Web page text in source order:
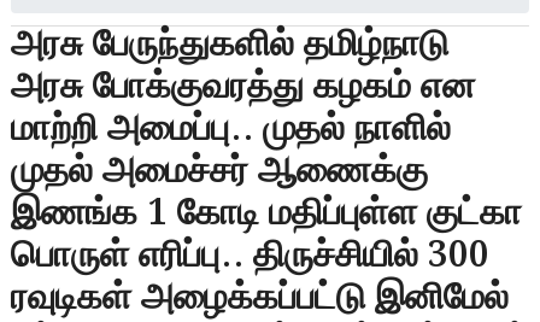
o
அரசு பேருந்துகளில் தமிழ்நாடு
அரசு போக்குவரத்து கழகம் என
மாற்றி அமைப்பு.. முதல் நாளில்
முதல் அமைச்சர் ஆணைக்கு
இணங்க 1 கோடி மதிப்புள்ள குட்கா
பொருள் எரிப்பு.. திருச்சியில் 300
ரவுடிகள் அழைக்கப்பட்டு இனிமேல்